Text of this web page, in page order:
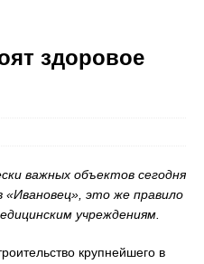
здоровое
важных объектов сегодня
«Ивановец», это же правило
учреждениям.
крупнейшего в